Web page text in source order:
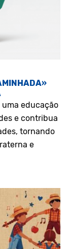
uma educação
e contribua
tornando
e